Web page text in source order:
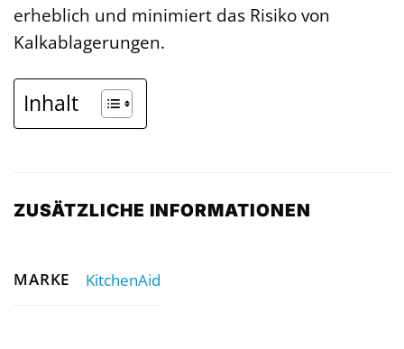
erheblich und minimiert das Risiko von
Kalkablagerungen.
Inhalt
ZUSÄTZLICHE INFORMATIONEN
MARKE KitchenAid